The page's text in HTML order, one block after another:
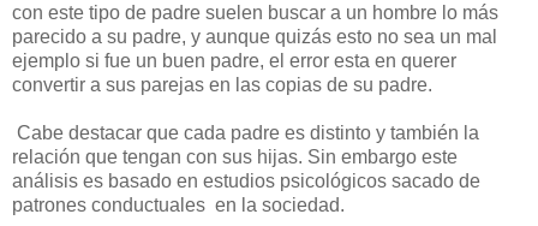
con este tipo de padre suelen buscar a un hombre lo más
parecido a su padre, y aunque quizás esto no sea un mal
ejemplo si fue un buen padre, el error esta en querer
convertir a sus parejas en las copias de su padre.
Cabe destacar que cada padre es distinto y también la
relación que tengan con sus hijas. Sin embargo este
análisis es basado en estudios psicológicos sacado de
patrones conductuales en la sociedad.